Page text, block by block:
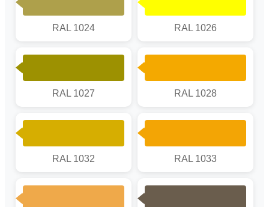
RAL 1024 RAL 1026
RAL 1027 RAL 1028
RAL 1032 RAL 1033